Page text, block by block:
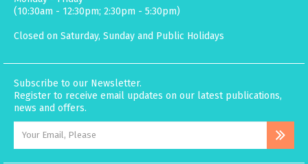
(10:30am - 12:30pm; 2:30pm - 5:30pm)
Closed on Saturday, Sunday and Public Holidays
Subscribe to our Newsletter.
Register to receive email updates on our latest publications,
news and offers.